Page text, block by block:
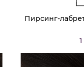
Пирсинг-